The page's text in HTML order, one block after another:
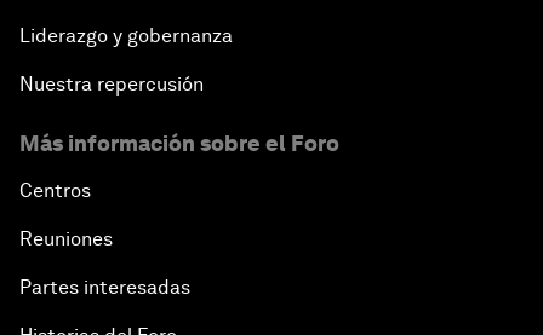
Liderazgo y gobernanza
Nuestra repercusión
Más información sobre el Foro
Centros
Reuniones
Partes interesadas